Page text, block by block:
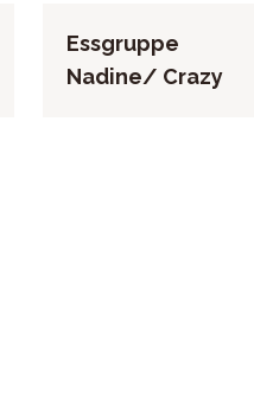
Essgruppe
Nadine/ Crazy